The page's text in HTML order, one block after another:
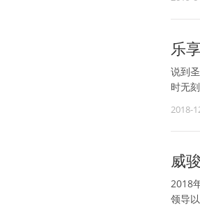
乐
说到
时无
2018-
威
2018
领导